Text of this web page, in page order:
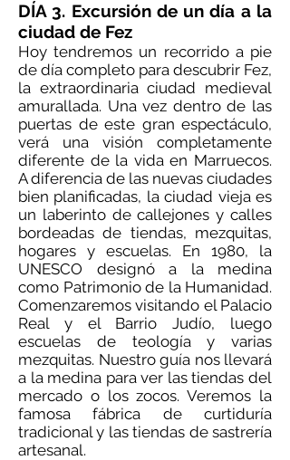
DÍA 3. Excursión de un día a la
ciudad de Fez
Hoy tendremos un recorrido a pie
de día completo para descubrir Fez,
la extraordinaria ciudad medieval
amurallada. Una vez dentro de las
puertas de este gran espectáculo,
verá una visión completamente
diferente de la vida en Marruecos.
A diferencia de las nuevas ciudades
bien planificadas, la ciudad vieja es
un laberinto de callejones y calles
bordeadas de tiendas, mezquitas,
hogares y escuelas. En 1980, la
UNESCO designó a la medina
como Patrimonio de la Humanidad.
Comenzaremos visitando el Palacio
Real y el Barrio Judío, luego
escuelas de teología y varias
mezquitas. Nuestro guía nos llevará
a la medina para ver las tiendas del
mercado o los zocos. Veremos la
famosa fábrica de curtiduría
tradicional y las tiendas de sastrería
artesanal.